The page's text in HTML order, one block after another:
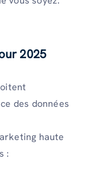
2025
des données
haute
: